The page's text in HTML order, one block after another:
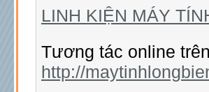
LINH KIỆN MÁY
Tương tác online
http://